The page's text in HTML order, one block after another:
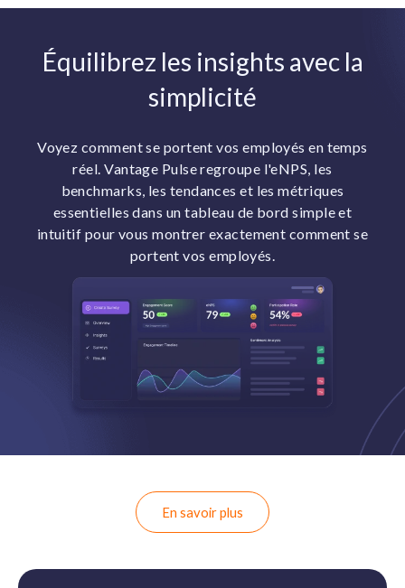
Équilibrez les insights avec la
simplicité
Voyez comment se portent vos employés en temps
réel. Vantage Pulse regroupe l'eNPS, les
benchmarks, les tendances et les métriques
essentielles dans un tableau de bord simple et
intuitif pour vous montrer exactement comment se
portent vos employés.
En savoir plus